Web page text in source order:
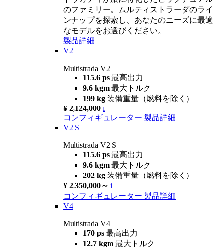
のファミリー。ムルティストラーダのライ
ンナップを探索し、あなたのニーズに最適
なモデルをお選びください。
製品詳細
V2
Multistrada V2
115.6 ps 最高出力
9.6 kgm 最大トルク
199 kg 装備重量（燃料を除く）
¥ 2,124,000 i
コンフィギュレーター 製品詳細
V2 S
Multistrada V2 S
115.6 ps 最高出力
9.6 kgm 最大トルク
202 kg 装備重量（燃料を除く）
¥ 2,350,000～ i
コンフィギュレーター 製品詳細
V4
Multistrada V4
170 ps 最高出力
12.7 kgm 最大トルク